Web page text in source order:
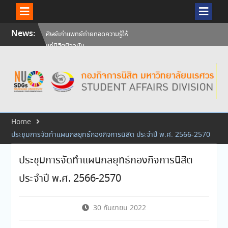
SkipNews:
ศิษย์เก่าแพทย์ถ่ายทอดความรู้ให้
แก่นิสิตปัจจุบัน
นเรศวร ครบรอบ 36 ปี 29
กรกฎาคม 2569
สัมภาษณ์นิสิตเพื่อพิจารณาเข้ารับ
ประจำปีการศึกษา 256
Home
ประชุมการจัดทำแผนกลยุทธ์กองกิจการนิสิต ประจำปี พ.ศ. 2566-2570
ประชุมการจัดทำแผนกลยุทธ์กองกิจการนิสิต
ประจำปี พ.ศ. 2566-2570
30 กันยายน 2022